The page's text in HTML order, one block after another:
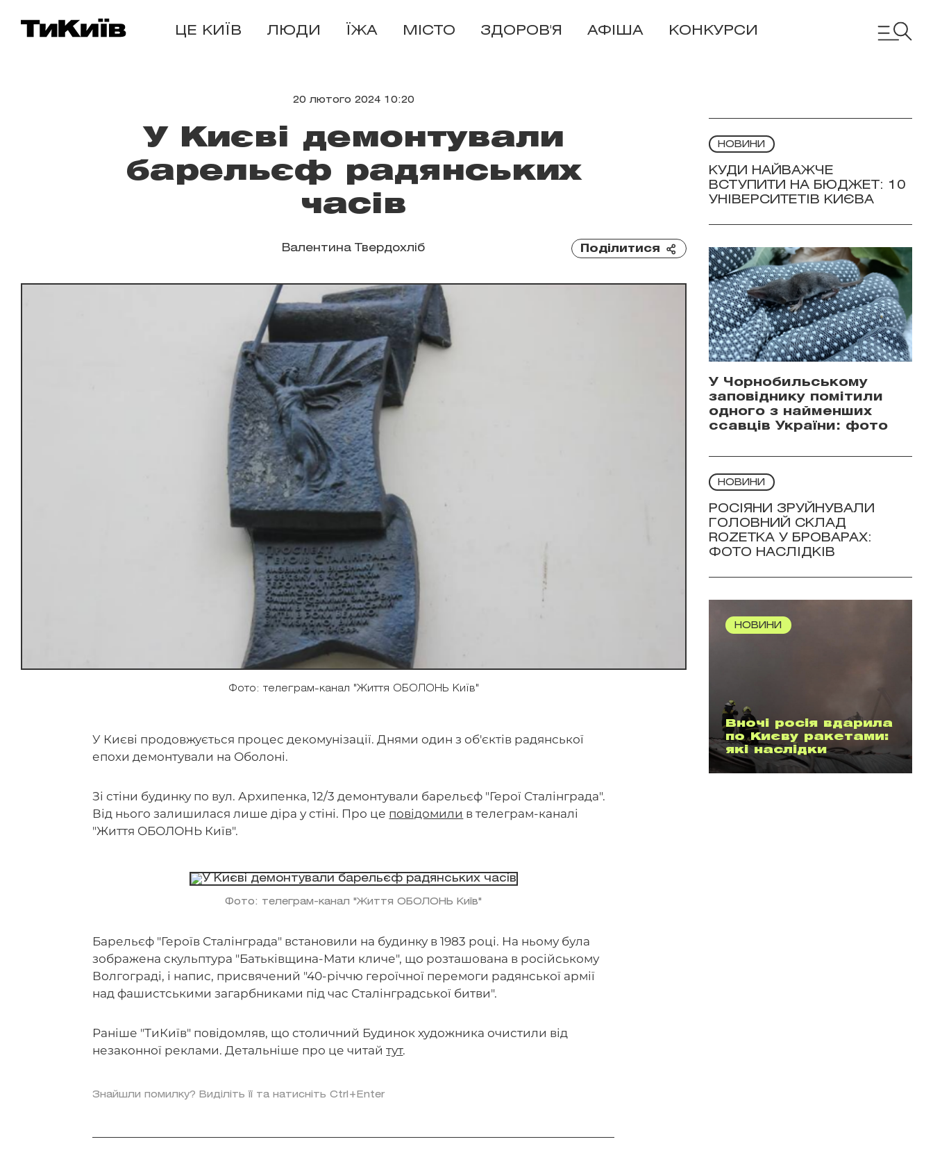
ЦЕ КИЇВ ЛЮДИ ЇЖА МІСТО ЗДОРОВ'Я АФІША КОНКУРСИ
20 лютого 2024 10:20
У Києві демонтували
барельєф радянських
часів
Валентина Твердохліб Поділитися
Фото: телеграм-канал "Життя ОБОЛОНЬ Київ"
У Києві продовжується процес декомунізації. Днями один з об'єктів радянської
епохи демонтували на Оболоні.
Зі стіни будинку по вул. Архипенка, 12/3 демонтували барельєф "Герої Сталінграда".
Від нього залишилася лише діра у стіні. Про це повідомили в телеграм-каналі
"Життя ОБОЛОНЬ Київ".
Фото: телеграм-канал "Життя ОБОЛОНЬ Київ"
Барельєф "Героїв Сталінграда" встановили на будинку в 1983 році. На ньому була
зображена скульптура "Батьківщина-Мати кличе", що розташована в російському
Волгограді, і напис, присвячений "40-річчю героїчної перемоги радянської армії
над фашистськими загарбниками під час Сталінградської битви".
Раніше "ТиКиїв" повідомляв, що столичний Будинок художника очистили від
незаконної реклами. Детальніше про це читайтут.
Знайшли помилку? Виділіть її та натисніть Ctrl+Enter
НОВИНИ
КУДИ НАЙВАЖЧЕ
ВСТУПИТИ НА БЮДЖЕТ: 10
УНІВЕРСИТЕТІВ КИЄВА
У Чорнобильському
заповіднику помітили
одного з найменших
ссавців України: фото
НОВИНИ
РОСІЯНИ ЗРУЙНУВАЛИ
ГОЛОВНИЙ СКЛАД
ROZETKA У БРОВАРАХ:
ФОТО НАСЛІДКІВ
НОВИНИ
Вночі росія вдарила
по Києву ракетами:
які наслідки